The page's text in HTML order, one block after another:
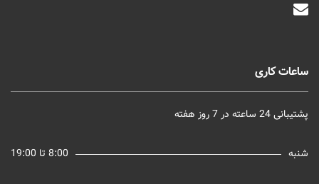
ساعات کاری
پشتیبانی 24 ساعته در 7 روز هفته
شنبه 8:00 تا 19:00